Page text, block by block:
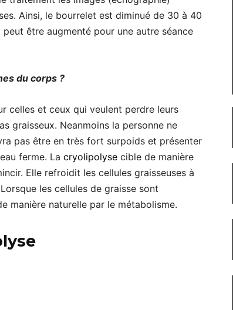
Ainsi, le bourrelet est diminué de 30 à 40
être augmenté pour une autre séance
du corps ?
celles et ceux qui veulent perdre leurs
graisseux. Neanmoins la personne ne
pas être en très fort surpoids et présenter
ferme. La cryolipolyse cible de manière
Elle refroidit les cellules graisseuses à
les cellules de graisse sont
manière naturelle par le métabolisme.